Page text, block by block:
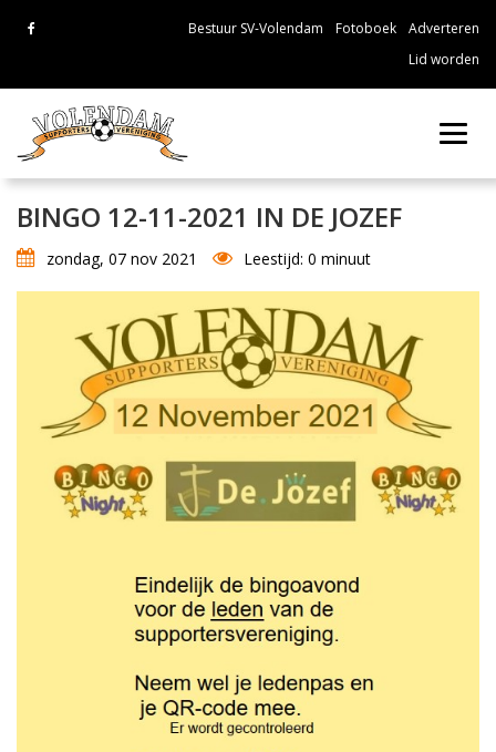
Bestuur SV-Volendam Fotoboek
Adverteren
Lid worden
BINGO 12-11-2021 IN DE JOZEF
zondag, 07 nov 2021 Leestijd: 0 minuut